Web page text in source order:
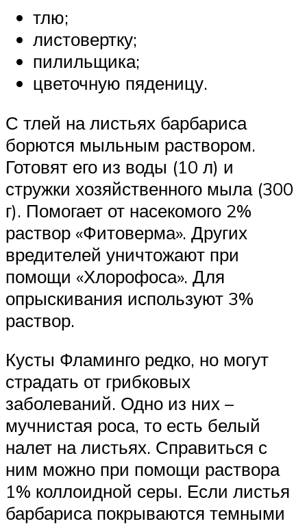
тлю;
листовертку;
пилильщика;
цветочную пяденицу.
С тлей на листьях барбариса
борются мыльным раствором.
Готовят его из воды (10 л) и
стружки хозяйственного мыла (300
г). Помогает от насекомого 2%
раствор «Фитоверма». Других
вредителей уничтожают при
помощи «Хлорофоса». Для
опрыскивания используют 3%
раствор.
Кусты Фламинго редко, но могут
страдать от грибковых
заболеваний. Одно из них –
мучнистая роса, то есть белый
налет на листьях. Справиться с
ним можно при помощи раствора
1% коллоидной серы. Если листья
барбариса покрываются темными